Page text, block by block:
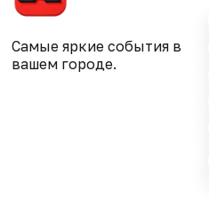
Самые яркие события в
вашем городе.